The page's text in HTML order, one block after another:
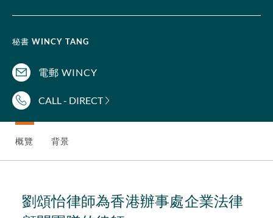
秘書 WINCY TANG
電郵 WINCY
CALL - DIRECT
概覽 背景
劉頌怡律師為香港辦事處企業法律